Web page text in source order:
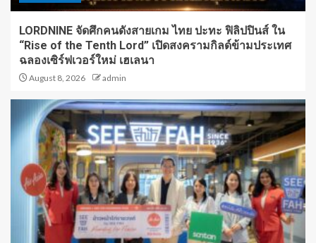
LORDNINE จัดศึกคนดังสายเกม ไทย ปะทะ ฟิลิปปินส์ ใน
“Rise of the Tenth Lord” เปิดสงครามกิลด์ข้ามประเทศ
ฉลองเซิร์ฟเวอร์ใหม่ เฮเลนา
August 8, 2026 admin